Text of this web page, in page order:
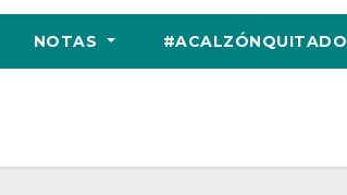
NOTAS #ACALZÓNQUITADO